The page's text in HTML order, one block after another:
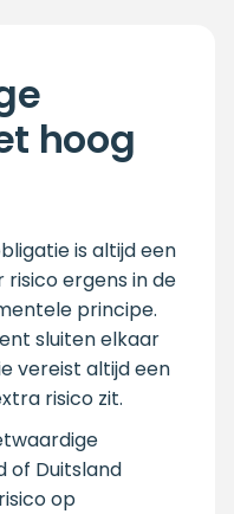
hoog
is altijd een
ergens in de
principe.
sluiten elkaar
vereist altijd een
risico zit.
of Duitsland
op